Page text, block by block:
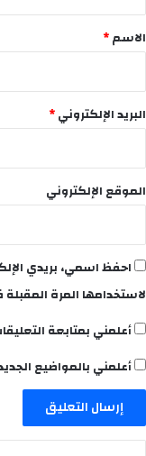
*
الاسم*
البريد الإلكتروني*
الموقع الإلكتروني
احفظ اسمي، بريدي
لاستخدامها المرة
أعلمني بمتابعة
أعلمني بالمواضيع